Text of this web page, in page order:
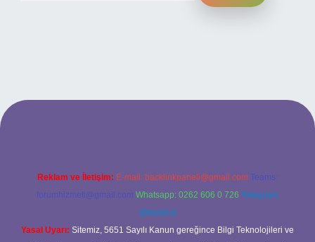
giriş
Reklam ve İletişim: E-mail: backlinkpaneli@gmail.com Teams:
forumhizmeti@gmail.com Whatsapp: 0262 606 0 726 Telegram:
@karabul
Yasal Uyarı: Sitemiz, 5651 Sayılı Kanun gereğince Bilgi Teknolojileri ve